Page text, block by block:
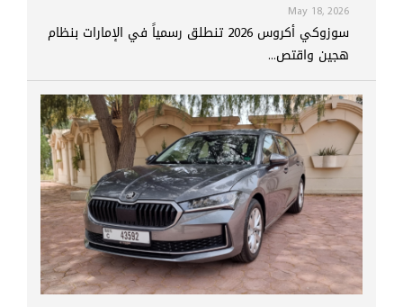
May 18, 2026
سوزوكي أكروس 2026 تنطلق رسمياً في الإمارات بنظام
هجين واقتص...